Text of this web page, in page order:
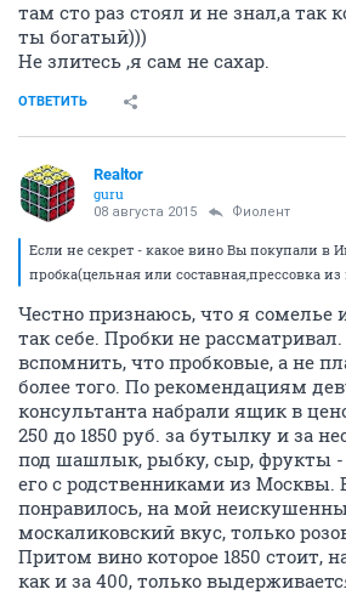
там сто раз стоял и не знал,а так
ты богатый)))
Не злитесь ,я сам не сахар.
ОТВЕТИТЬ
Realtor
guru
08 августа 2015 Фиолент
Если не секрет - какое вино Вы покупали в
пробка(цельная или составная,прессовка
Честно признаюсь, что я
так себе. Пробки не
вспомнить, что пробковые, а не
более того. По рекомендациям
консультанта набрали ящик в
250 до 1850 руб. за бутылку и за
под шашлык, рыбку, сыр, фрукты
его с родственниками из Москвы.
понравилось, на мой
москаликовский вкус, только
Притом вино которое 1850 стоит,
как и за 400, только